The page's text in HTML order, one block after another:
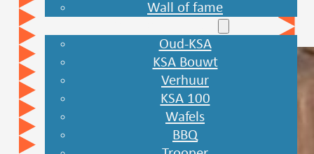
Wall of fame
Oud-KSA
KSA Bouwt
Verhuur
KSA 100
Wafels
BBQ